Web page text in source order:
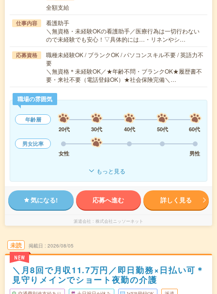
全額支給
仕事内容
看護助手
＼無資格・未経験OKの看護助手／医療行為は一切行わない
ので未経験でも安心！▽具体的には…・リネンやシ…
応募資格
職種未経験OK / ブランクOK / パソコンスキル不要 / 英語力不
要
＼無資格＊未経験OK／★年齢不問・ブランクOK★履歴書不
要・来社不要（電話登録OK）★社会保険完備＼…
職場の雰囲気
年齢層
20代
30代 40代 50代
60代
男女比率
女性
男性
もっと見る
気になる! 応募へ進む 詳しく見る
派遣会社 株式会社ニッソーネット
未読
NEW
掲載日 2026/08/05
＼月8回で月収11.7万円／即日勤務×日払い可＊
見守りメインでショート夜勤の介護